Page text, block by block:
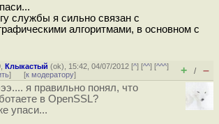
службы я сильно связан с
алгоритмами, в основном с
,Клыкастый (ok), 15:42, 04/07/2012 [^] [^^] [^^^]
] [к модератору] + / –
я правильно понял, что
в OpenSSL?
упаси...